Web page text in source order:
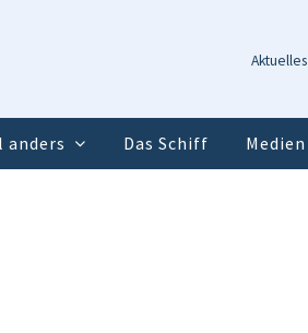
Aktuelles
anders Das Schiff Medien